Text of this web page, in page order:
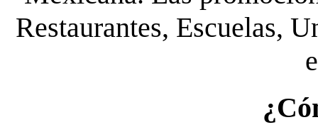
Restaurantes, Escuelas,